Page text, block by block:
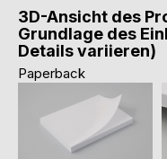
3D-Ansicht des
Grundlage des
Details variieren)
Paperback